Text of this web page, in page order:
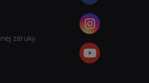
záruky